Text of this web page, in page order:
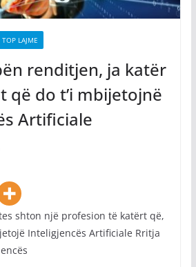
TOP LAJME
renditjen, ja katër
që do t’i mbijetojnë
Artificiale
shton një profesion të katërt që,
Inteligjencës Artificiale Rritja